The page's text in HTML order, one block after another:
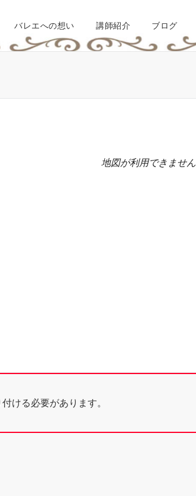
バレエへの想い 講師紹介 ブログ
地図が利用できません
ける必要があります。